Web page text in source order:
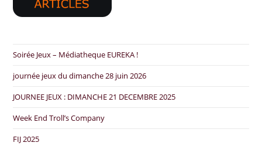
Soirée Jeux – Médiatheque EUREKA !
journée jeux du dimanche 28 juin 2026
JOURNEE JEUX : DIMANCHE 21 DECEMBRE 2025
Week End Troll’s Company
FIJ 2025